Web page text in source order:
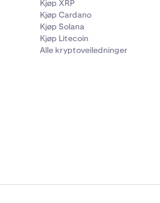
Kjøp XRP
Kjøp Cardano
Kjøp Solana
Kjøp Litecoin
Alle kryptoveiledninger